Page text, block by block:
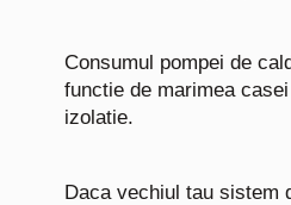
Consumul pompei de
functie de marimea
izolatie.
Daca vechiul tau sistem